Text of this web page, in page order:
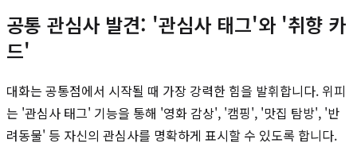
공통 관심사 발견: '관심사 태그'와 '취향 카
드'
대화는 공통점에서 시작될 때 가장 강력한 힘을 발휘합니다. 위피
는 '관심사 태그' 기능을 통해 '영화 감상', '캠핑', '맛집 탐방', '반
려동물' 등 자신의 관심사를 명확하게 표시할 수 있도록 합니다.